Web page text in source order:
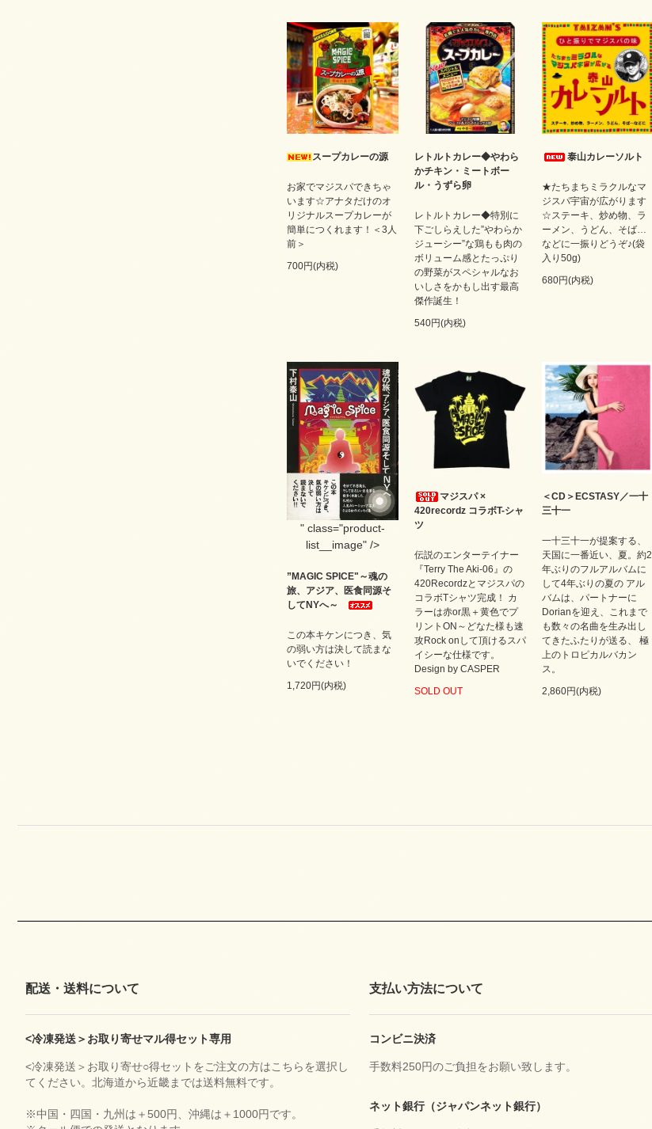
スープカレーの源
お家でマジスパできちゃ
います☆アナタだけのオ
リジナルスープカレーが
簡単につくれます！＜3人
前＞
700円(内税)
レトルトカレー◆やわら
かチキン・ミートボー
ル・うずら卵
レトルトカレー◆特別に
下ごしらえした”やわらか
ジューシー”な鶏もも肉の
ボリューム感とたっぷり
の野菜がスペシャルなお
いしさをかもし出す最高
傑作誕生！
540円(内税)
泰山カレーソルト
★たちまちミラクルなマ
ジスパ宇宙が広がります
☆ステーキ、炒め物、ラ
ーメン、うどん、そば…
などに一振りどうぞ♪(袋
入り50g)
680円(内税)
" class="product-
list__image" />
”MAGIC SPICE"～魂の
旅、アジア、医食同源そ
してNYへ～
この本キケンにつき、気
の弱い方は決して読まな
いでください！
1,720円(内税)
マジスパ ×
420recordz コラボT-シャ
ツ
伝説のエンターテイナー
『Terry The Aki-06』の
420Recordzとマジスパの
コラボTシャツ完成！ カ
ラーは赤or黒＋黄色でプ
リントON～どなた様も速
攻Rock onして頂けるスパ
イシーな仕様です。
Design by CASPER
SOLD OUT
＜CD＞ECSTASY／一十
三十一
一十三十一が提案する、
天国に一番近い、夏。約2
年ぶりのフルアルバムに
して4年ぶりの夏の アル
バムは、パートナーに
Dorianを迎え、これまで
も数々の名曲を生み出し
てきたふたりが送る、 極
上のトロピカルバカン
ス。
2,860円(内税)
配送・送料について
<冷凍発送＞お取り寄せマル得セット専用
<冷凍発送＞お取り寄せ○得セットをご注文の方はこちらを選択し
てください。北海道から近畿までは送料無料です。
※中国・四国・九州は＋500円、沖縄は＋1000円です。
支払い方法について
コンビニ決済
手数料250円のご負担をお願い致します。
ネット銀行（ジャパンネット銀行）